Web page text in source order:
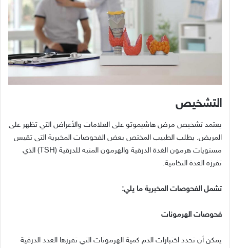
التشخيص
يعتمد تشخيص مرض هاشيموتو على العلامات والأعراض التي تظهر على
المريض. يطلب الطبيب المختص بعض الفحوصات المخبرية التي تقيس
مستويات هرمون الغدة الدرقية والهرمون المنبه للدرقية (TSH)
الذي
تفرزه الغدة النخامية.
تشمل الفحوصات المخبرية ما يلي:
فحوصات الهرمونات
يمكن أن تحدد اختبارات الدم كمية الهرمونات التي تفرزها الغدد الدرقية